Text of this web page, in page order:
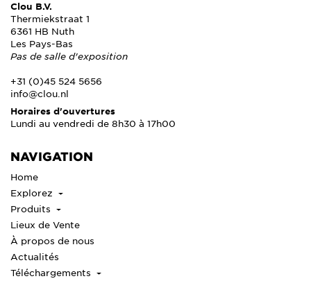
Clou B.V.
Thermiekstraat 1
6361 HB Nuth
Les Pays-Bas
Pas de salle d'exposition
+31 (0)45 524 5656
info@clou.nl
Horaires d'ouvertures
Lundi au vendredi de 8h30 à 17h00
NAVIGATION
Home
Explorez
Produits
Lieux de Vente
À propos de nous
Actualités
Téléchargements